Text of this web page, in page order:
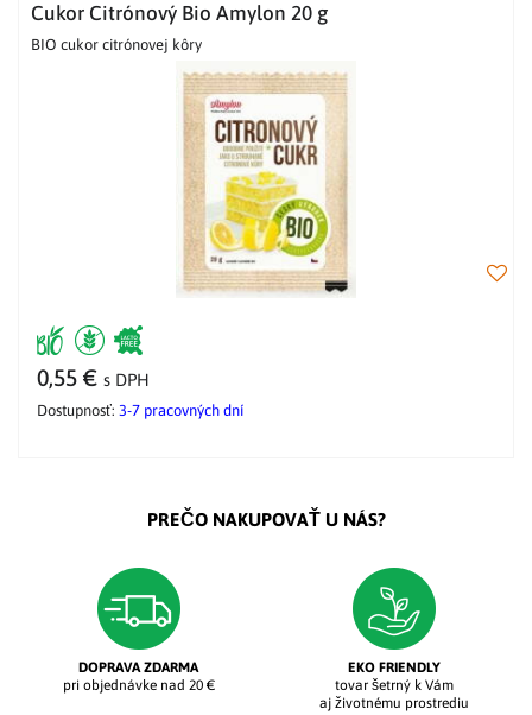
Cukor Citrónový Bio Amylon 20 g
BIO cukor citrónovej kôry
0,55 € s DPH
Dostupnosť: 3-7 pracovných dní
PREČO NAKUPOVAŤ U NÁS?
DOPRAVA ZDARMA
pri objednávke nad 20 €
EKO FRIENDLY
tovar šetrný k Vám
aj životnému prostrediu